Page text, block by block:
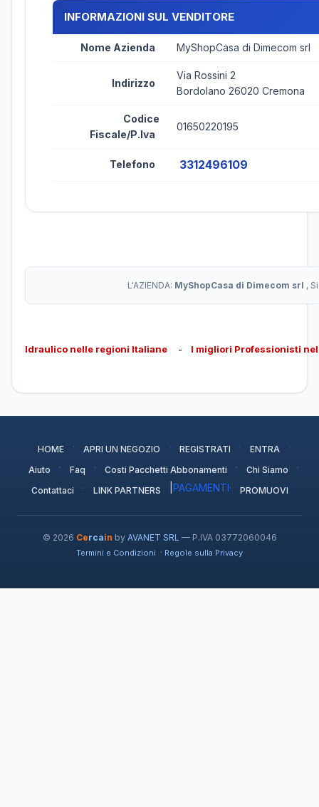
INFORMAZIONI SUL VENDITORE
Nome Azienda MyShopCasa di Dimecom srl
Indirizzo
Via Rossini 2
Bordolano 26020 Cremona
Codice
Fiscale/P.Iva
01650220195
Telefono 3312496109
L'AZIENDA: MyShopCasa di Dimecom srl ,
Idraulico nelle regioni Italiane - I migliori Professionisti
HOME · APRI UN NEGOZIO · REGISTRATI · ENTRA ·
Aiuto · Faq · Costi Pacchetti Abbonamenti · Chi Siamo ·
Contattaci · LINK PARTNERS PAGAMENTI· PROMUOVI
© 2026 Cercain by AVANET SRL — P.IVA 03772060046
Termini e Condizioni · Regole sulla Privacy